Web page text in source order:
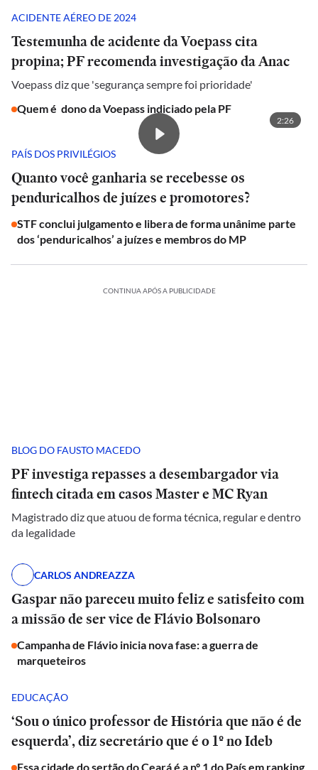
ACIDENTE AÉREO DE 2024
Testemunha de acidente da Voepass cita
propina; PF recomenda investigação da Anac
Voepass diz que 'segurança sempre foi prioridade'
Quem é dono da Voepass indiciado pela PF
2:26
PAÍS DOS PRIVILÉGIOS
Quanto você ganharia se recebesse os
penduricalhos de juízes e promotores?
STF conclui julgamento e libera de forma unânime parte
dos ‘penduricalhos’ a juízes e membros do MP
CONTINUA APÓS A PUBLICIDADE
BLOG DO FAUSTO MACEDO
PF investiga repasses a desembargador via
fintech citada em casos Master e MC Ryan
Magistrado diz que atuou de forma técnica, regular e dentro
da legalidade
CARLOS ANDREAZZA
Gaspar não pareceu muito feliz e satisfeito com
a missão de ser vice de Flávio Bolsonaro
Campanha de Flávio inicia nova fase: a guerra de
marqueteiros
EDUCAÇÃO
‘Sou o único professor de História que não é de
esquerda’, diz secretário que é o 1º no Ideb
Essa cidade do sertão do Ceará é a nº 1 do País em ranking